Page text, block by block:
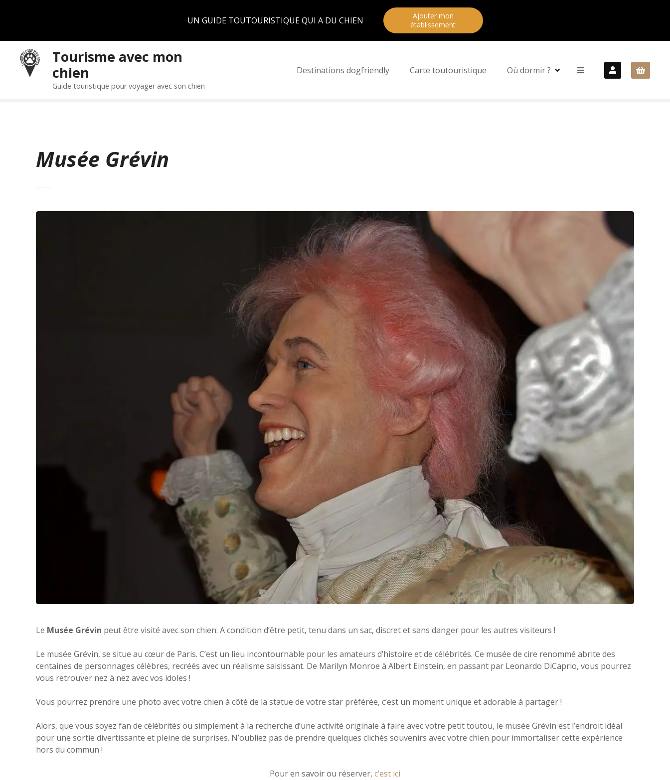
UN GUIDE TOUTOURISTIQUE QUI A DU CHIEN
Ajouter mon
établissement
Tourisme avec mon
chien
Guide touristique pour voyager avec son chien
Destinations dogfriendly Carte toutouristique Où dormir ?
Musée Grévin
Le Musée Grévin peut être visité avec son chien. A condition d’être petit, tenu dans un sac, discret et sans danger pour les autres visiteurs !
Le musée Grévin, se situe au cœur de Paris. C’est un lieu incontournable pour les amateurs d’histoire et de célébrités. Ce musée de cire renommé abrite des
centaines de personnages célèbres, recréés avec un réalisme saisissant. De Marilyn Monroe à Albert Einstein, en passant par Leonardo DiCaprio, vous pourrez
vous retrouver nez à nez avec vos idoles !
Vous pourrez prendre une photo avec votre chien à côté de la statue de votre star préférée, c’est un moment unique et adorable à partager !
Alors, que vous soyez fan de célébrités ou simplement à la recherche d’une activité originale à faire avec votre petit toutou, le musée Grévin est l’endroit idéal
pour une sortie divertissante et pleine de surprises. N’oubliez pas de prendre quelques clichés souvenirs avec votre chien pour immortaliser cette expérience
hors du commun !
Pour en savoir ou réserver, c’est ici